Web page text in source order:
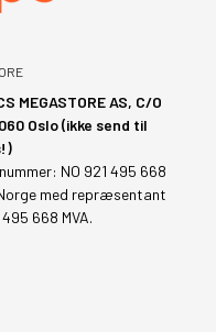
AS, C/O
Oslo (ikke send til
NO 921 495 668
med repræsentant
668 MVA.